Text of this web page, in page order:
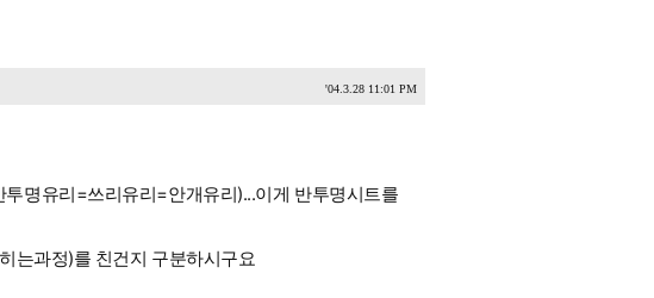
'04.3.28 11:01 PM
명유리=쓰리유리=안개유리)...이게 반투명시트를
는과정)를 친건지 구분하시구요